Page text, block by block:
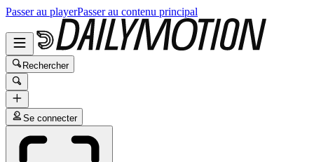
Passer au playerPasser au contenu principal
Rechercher
Se connecter